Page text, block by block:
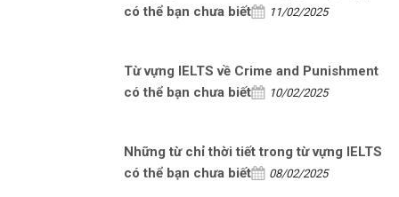
có thể bạn chưa biết
11/02/2025
Từ vựng IELTS về Crime and Punishment
có thể bạn chưa biết
10/02/2025
Những từ chỉ thời tiết trong từ vựng IELTS
có thể bạn chưa biết
08/02/2025